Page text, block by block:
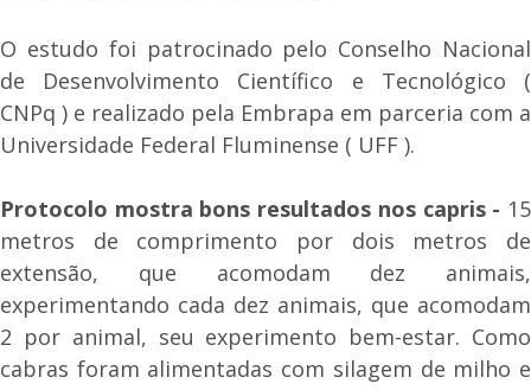
O estudo foi patrocinado pelo Conselho Nacional
de Desenvolvimento Científico e Tecnológico (
CNPq ) e realizado pela Embrapa em parceria com a
Universidade Federal Fluminense ( UFF ).
Protocolo mostra bons resultados nos capris - 15
metros de comprimento por dois metros de
extensão, que acomodam dez animais,
experimentando cada dez animais, que acomodam
2 por animal, seu experimento bem-estar. Como
cabras foram alimentadas com silagem de milho e